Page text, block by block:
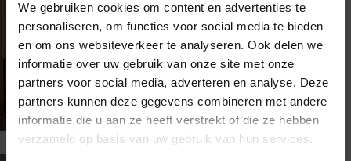
We gebruiken cookies om content en advertenties te
personaliseren, om functies voor social media te bieden
en om ons websiteverkeer te analyseren. Ook delen we
informatie over uw gebruik van onze site met onze
partners voor social media, adverteren en analyse. Deze
partners kunnen deze gegevens combineren met andere
informatie die u aan ze heeft verstrekt of die ze hebben
verzameld op basis van uw gebruik van hun services.
Showroom Breda
×